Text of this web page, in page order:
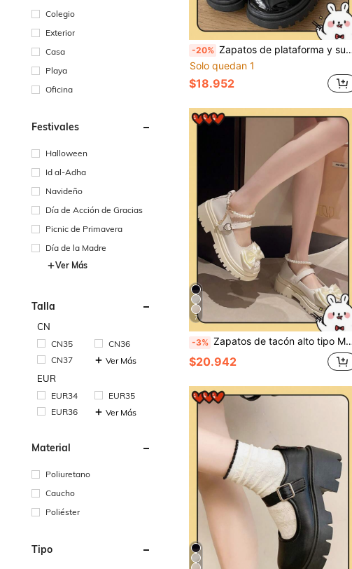
Colegio
Exterior
Casa
Playa
Oficina
Festivales
Halloween
Id al-Adha
Navideño
Día de Acción de Gracias
Picnic de Primavera
Día de la Madre
Ver Más
Talla
CN
CN35
CN36
CN37
Ver Más
EUR
EUR34
EUR35
EUR36
Ver Más
Material
Poliuretano
Caucho
Poliéster
Tipo
-20% Zapatos de plataforma y suela gruesa tipo Mary Jane para mujer, zapatos con uniforme estilo francés de suela gruesa y aumento de altura con hebilla de perla, zapatos tipo ballet de punta cuadrada estilo "Ins" para chica dulce con decoración de lazo y perla, estilo Lolita
Solo quedan 1
$18.952
7
-3% Zapatos de tacón alto tipo Mary Jane negros, zapatos de mujer nuevos para el verano 2024, estilo versátil de universidad con suela gruesa
$20.942